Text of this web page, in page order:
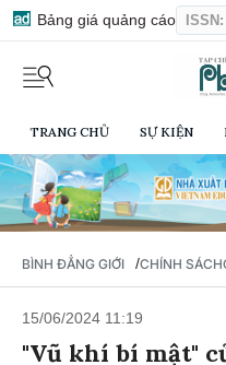
Bảng giá quảng cáo
TRANG CHỦ SỰ KIỆN
BÌNH ĐẲNG GIỚI /CHÍNH SÁCH
15/06/2024 11:19
"Vũ khí bí mật"